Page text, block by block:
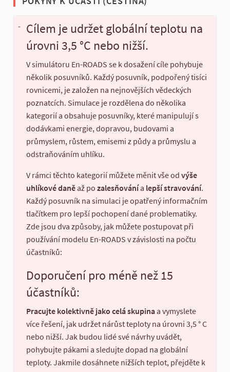
- Cílem je udržet globální teplotu na
úrovni 3,5 °C nebo nižší.
V simulátoru En-ROADS se k dosažení cíle pohybuje
několik posuvníků. Každý posuvník, podpořený tisíci
rovnicemi, je založen na nejnovějších vědeckých
poznatcích. Simulace je rozdělena do několika
kategorií a obsahuje posuvníky, které manipulují s
dodávkami energie, dopravou, budovami a
průmyslem, růstem, emisemi z půdy a průmyslu a
odstraňováním uhlíku.
V rámci těchto kategorií můžete měnit vše od výše
uhlíkové daně až po zalesňovánía lepší stravování.
Každý posuvník na simulaci je opatřený informačním
tlačítkem pro lepší pochopení dané problematiky.
Zde jsou dva způsoby, jak můžete postupovat při
používání modelu En-ROADS v závislosti na počtu
účastníků:
Doporučení pro méně než 15
účastníků:
Pracujte kolektivně jako celá skupina a vymyslete
více řešení, jak udržet nárůst teploty na úrovni 3,5 ° C
nebo nižší. Jak budou lidé své návrhy uvádět,
pohybujte pákami a sledujte dopad na globální
teploty. Jakmile dosáhnete nižších teplot, přejděte k